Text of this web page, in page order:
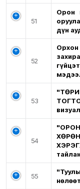
51
Орон
дүн
52
53
54
тайлан
55